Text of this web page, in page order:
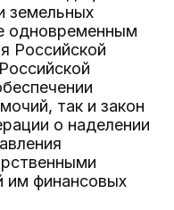
земельных
одновременным
Российской
так и закон
о наделении
им финансовых